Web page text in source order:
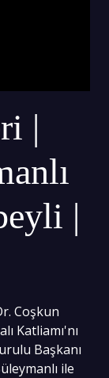
|
|
Coşkun
Katliamı'nı
Başkanı
ile